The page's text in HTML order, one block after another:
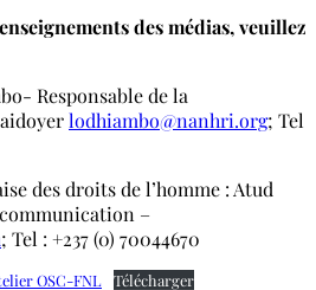
des médias, veuillez
Responsable de la
lodhiambo@nanhri.org; Tel
des droits de l’homme : Atud
–
; Tel : +237 (0) 70044670
OSC-FNL Télécharger